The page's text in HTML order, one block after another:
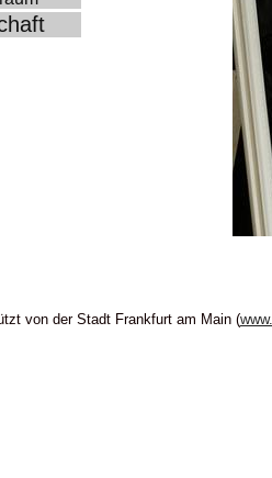
von der Stadt Frankfurt am Main (